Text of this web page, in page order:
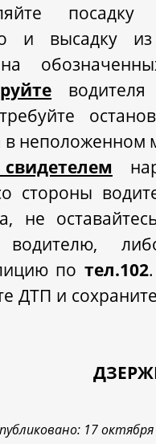
и высадку
в неположенном
стороны
не
водителю,
по тел.102
ДТП и
17